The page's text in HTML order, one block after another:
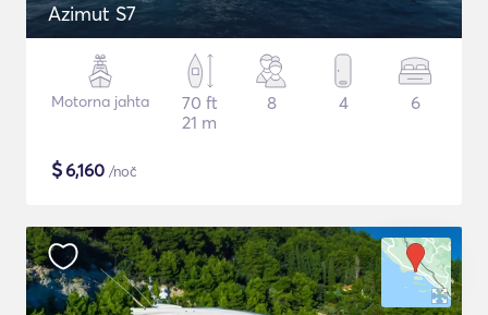
Azimut S7
Motorna jahta
70 ft
21 m
8 4 6
$6,160 /noč